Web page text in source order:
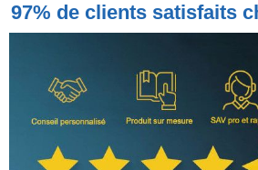
97% de clients satisfaits